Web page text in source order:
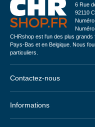
6 Rue
92110
CHRshop est l'un des plus
Pays-Bas et en Belgique. Nous
particuliers.
Contactez-nous
Informations